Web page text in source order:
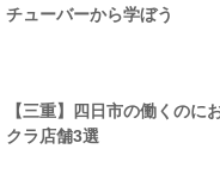
チューバーから学ぼう
【三重】四日市の働くのに
クラ店舗3選